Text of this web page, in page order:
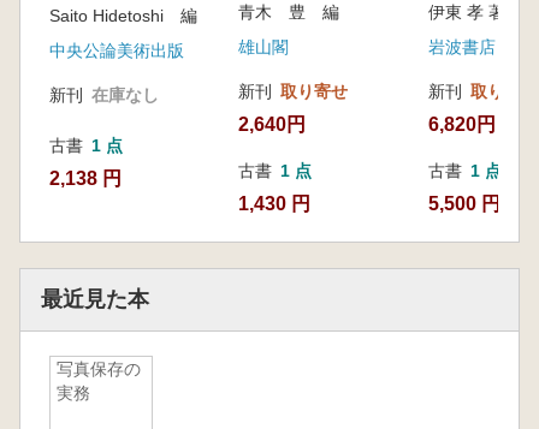
語版
Saito Hidetoshi 編
中央公論美術出版
新刊 在庫なし
古書 1 点
2,138 円
青木 豊 編
雄山閣
新刊 取り寄せ
2,640円
古書 1 点
1,430 円
伊東 孝 著
岩波書店
新刊 取り寄せ
6,820円
古書 1 点
5,500 円
最近見た本
写真保存の
実務